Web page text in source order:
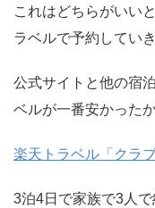
これはどちらがいい
ラベルで予約してい
公式サイトと他の宿
ベルが一番安かったか
楽天トラベル「クラ
3泊4日で家族で3人で